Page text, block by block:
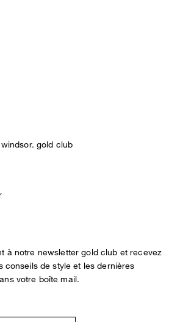
gold club
à notre newsletter gold club et recevez
conseils de style et les dernières
votre boîte mail.